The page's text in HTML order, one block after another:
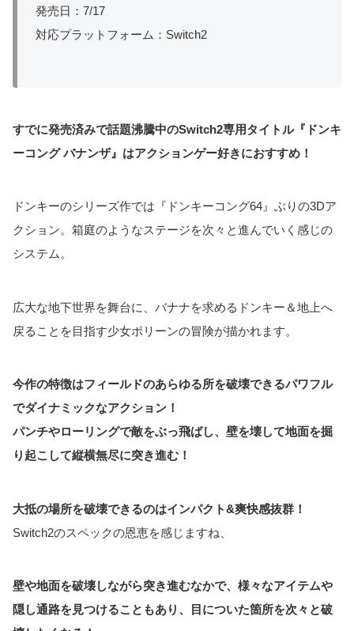
発売日：7/17
対応プラットフォーム：Switch2
すでに発売済みで話題沸騰中のSwitch2専用タイトル『ドンキ
ーコング バナンザ』はアクションゲー好きにおすすめ！
ドンキーのシリーズ作では『ドンキーコング64』ぶりの3Dア
クション。箱庭のようなステージを次々と進んでいく感じの
システム。
広大な地下世界を舞台に、バナナを求めるドンキー＆地上へ
戻ることを目指す少女ポリーンの冒険が描かれます。
今作の特徴はフィールドのあらゆる所を破壊できるパワフル
でダイナミックなアクション！
パンチやローリングで敵をぶっ飛ばし、壁を壊して地面を掘
り起こして縦横無尽に突き進む！
大抵の場所を破壊できるのはインパクト&爽快感抜群！
Switch2のスペックの恩恵を感じますね、
壁や地面を破壊しながら突き進むなかで、様々なアイテムや
隠し通路を見つけることもあり、目についた箇所を次々と破